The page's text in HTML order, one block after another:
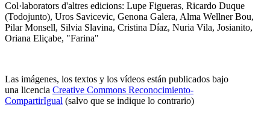
Col·laborators d'altres edicions: Lupe Figueras, Ricardo Duque
(Todojunto), Uros Savicevic, Genona Galera, Alma Wellner Bou,
Pilar Monsell, Silvia Slavina, Cristina Díaz, Nuria Vila, Josianito,
Oriana Eliçabe, "Farina"
Las imágenes, los textos y los vídeos están publicados bajo
una licencia Creative Commons Reconocimiento-
CompartirIgual (salvo que se indique lo contrario)